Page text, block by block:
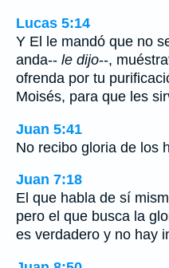
Lucas 5:14
Y El le mandó que no
anda-- le dijo--,
ofrenda por tu
Moisés, para que les
Juan 5:41
No recibo gloria de los
Juan 7:18
El que habla de sí
pero el que busca la
es verdadero y no hay